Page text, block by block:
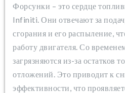
Форсунки – это сердце
Infiniti. Они отвечают за
сгорания и его распыление,
работу двигателя. Со
загрязняются из-за остатков
отложений. Это приводит к
эффективности, что